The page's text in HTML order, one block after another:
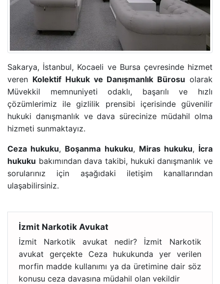
TAŞINMAZ ALMAK SURETIYLE TÜRK
YARGILANMANIN YENILENMESI DAVASI
MURIS MUVAZAASI NEDENIYLE TAPU IPTAL VE
Sakarya, İstanbul, Kocaeli ve Bursa çevresinde hizmet
veren Kolektif Hukuk ve Danışmanlık Bürosu olarak
Müvekkil memnuniyeti odaklı, başarılı ve hızlı
çözümlerimiz ile gizlilik prensibi içerisinde güvenilir
hukuki danışmanlık ve dava sürecinize müdahil olma
hizmeti sunmaktayız.
Ceza hukuku, Boşanma hukuku, Miras hukuku, İcra
hukuku bakımından dava takibi, hukuki danışmanlık ve
sorularınız için aşağıdaki iletişim kanallarından
ulaşabilirsiniz.
İzmit Narkotik Avukat
İzmit Narkotik avukat nedir? İzmit Narkotik
avukat gerçekte Ceza hukukunda yer verilen
morfin madde kullanımı ya da üretimine dair söz
konusu ceza davasına müdahil olan vekildir